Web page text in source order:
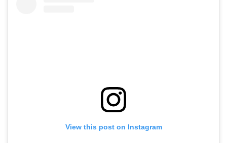
View this post on Instagram